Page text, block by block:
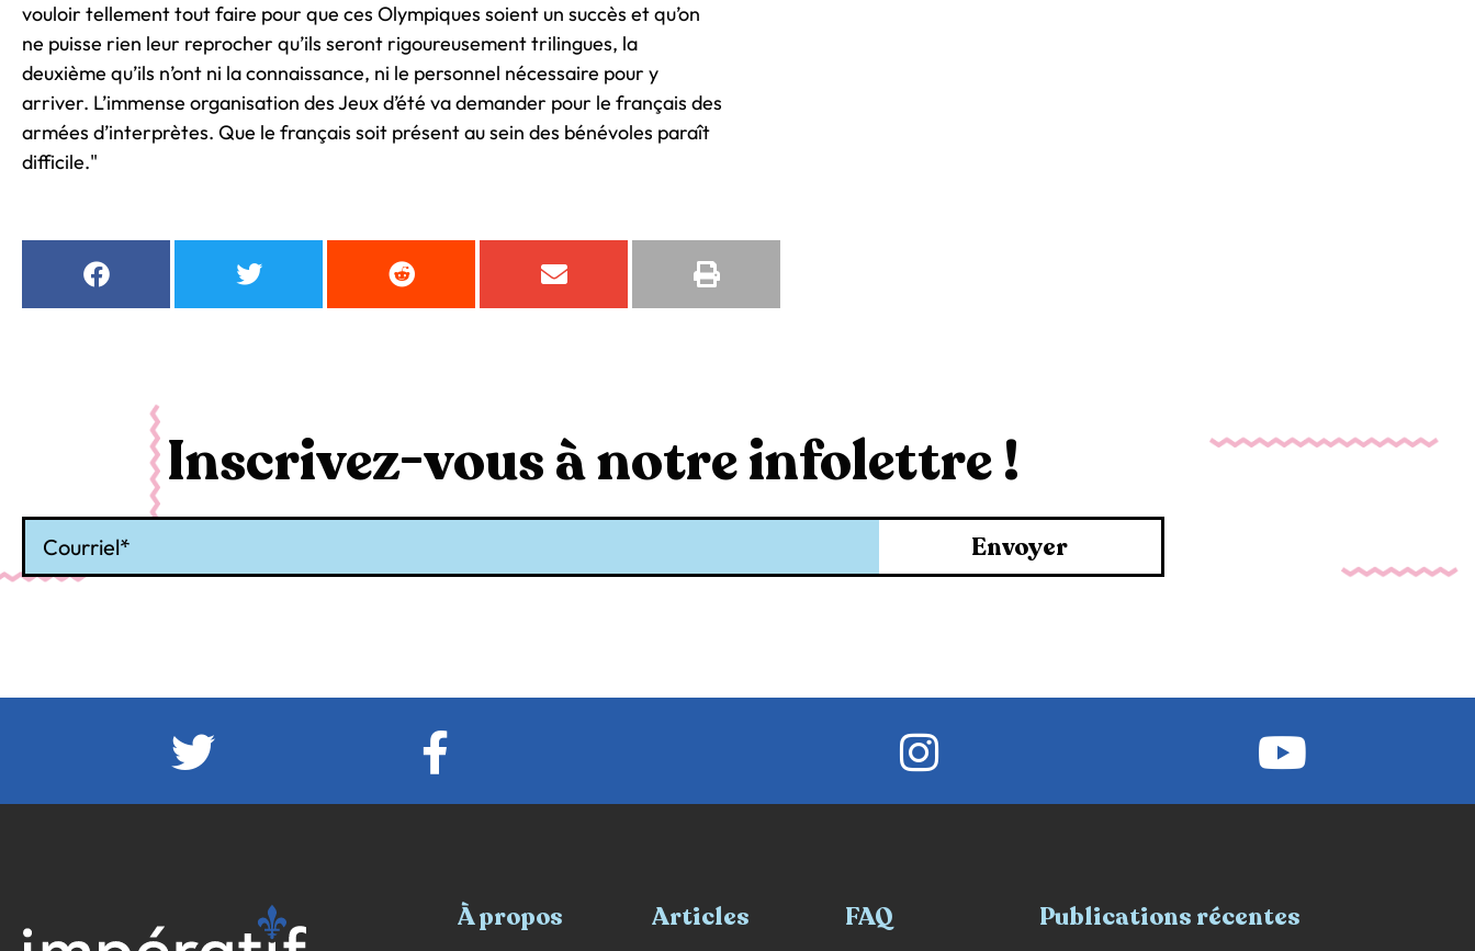
vouloir tellement tout faire pour que ces Olympiques soient un succès et qu’on
ne puisse rien leur reprocher qu’ils seront rigoureusement trilingues, la
deuxième qu’ils n’ont ni la connaissance, ni le personnel nécessaire pour y
arriver. L’immense organisation des Jeux d’été va demander pour le français des
armées d’interprètes. Que le français soit présent au sein des bénévoles paraît
difficile."
Inscrivez-vous à notre infolettre !
Envoyer
À propos Articles
FAQ
Publications récentes